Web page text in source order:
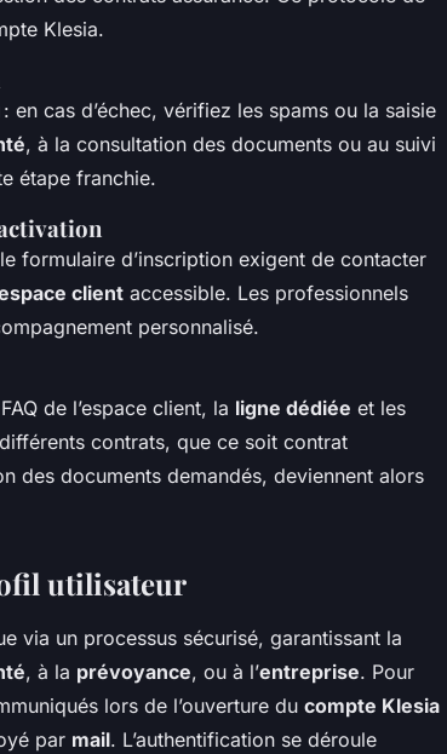
Klesia.
en cas d’échec, vérifiez les spams ou la saisie
, à la consultation des documents ou au suivi
étape franchie.
formulaire d’inscription exigent de contacter
client accessible. Les professionnels
personnalisé.
de l’espace client, la ligne dédiée et les
contrats, que ce soit contrat
des documents demandés, deviennent alors
utilisateur
via un processus sécurisé, garantissant la
, à la prévoyance, ou à l’entreprise. Pour
lors de l’ouverture du compte Klesia
par mail. L’authentification se déroule